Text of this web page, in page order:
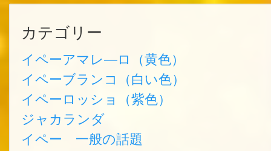
カテゴリー
イペーアマレ―ロ（黄色）
イペーブランコ（白い色）
イペーロッショ（紫色）
ジャカランダ
イペー 一般の話題